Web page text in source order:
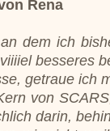
Rena
dem ich
besseres
getraue ich
von
darin,